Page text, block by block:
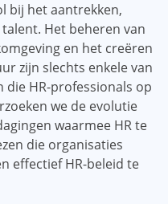
bij het aantrekken,
Het beheren van
en het creëren
zijn slechts enkele van
HR-professionals op
we de evolutie
waarmee HR te
die organisaties
​​effectief HR-beleid te